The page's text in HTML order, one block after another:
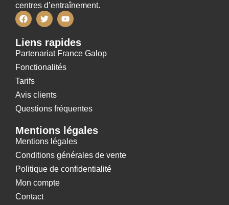
centres d’entraînement.
Liens rapides
Partenariat France Galop
Fonctionalités
Tarifs
Avis clients
Questions fréquentes
Mentions légales
Mentions légales
Conditions générales de vente
Politique de confidentialité
Mon compte
Contact